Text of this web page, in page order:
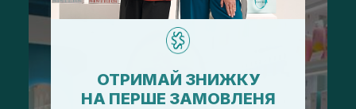
ОТРИМАЙ ЗНИЖКУ
НА ПЕРШЕ ЗАМОВЛЕНЯ